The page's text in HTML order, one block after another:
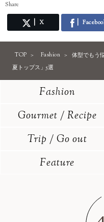
Share
X
TOP Fashion
体型でもう
夏トップス」5選
Fashion
Gourmet / Recipe
Trip / Go out
Feature